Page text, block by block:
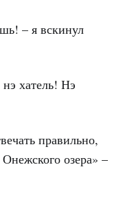
– я вскинул
хатель! Нэ
правильно,
озера» –